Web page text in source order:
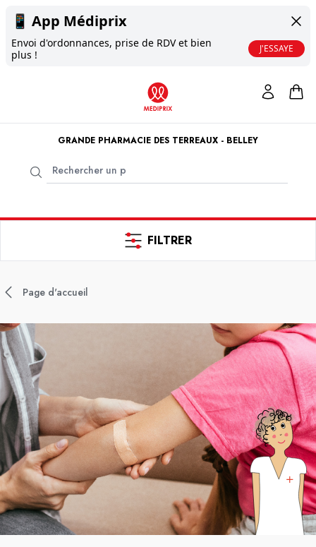
📱 App Médiprix
Envoi d'ordonnances, prise de RDV et bien
plus !
J'ESSAYE
GRANDE PHARMACIE DES TERREAUX - BELLEY
FILTRER
Page d'accueil